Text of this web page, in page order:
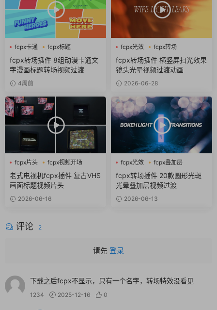
fcpx卡通
fcpx标题
fcpx转场
fcpx转场插件 8组动漫卡通文
字漫画标题转场视频过渡
4周前
fcpx光效
fcpx转场
自媒体素材
fcpx转场插件 横竖屏扫光效果
镜头光晕视频过渡动画
2026-06-28
fcpx片头
fcpx视频开场
复古
老式电视机fcpx插件 复古VHS
画面标题视频片头
2026-06-16
fcpx光效
fcpx叠加层
fcpx转场
fcpx转场插件 20款圆形光斑
光晕叠加层视频过渡
2026-06-13
评论 2
请先 登录
下载之后fcpx不显示，只有一个名字，转场特效没看见
1234 2025-12-16 0